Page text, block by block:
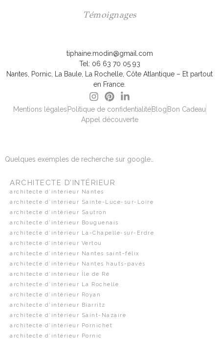
Témoignages
tiphaine.modin@gmail.com
Tel: 06 63 70 05 93
Nantes, Pornic, La Baule, La Rochelle, Côte Atlantique – Et partout
en France.
Mentions légales Politique de confidentialité Blog Bon Cadeau
Appel découverte
Quelques exemples de recherche sur google…
ARCHITECTE D’INTÉRIEUR
architecte d’intérieur Nantes
architecte d’intérieur Sainte-Luce-sur-Loire
architecte d’intérieur Sautron
architecte d’intérieur Bouguenais
architecte d’intérieur La-Chapelle-sur-Erdre
architecte d’intérieur Vertou
architecte d’intérieur Nantes saint-félix
architecte d’intérieur Nantes hauts-pavés
architecte d’intérieur Île de Ré
architecte d’intérieur La Rochelle
architecte d’intérieur Royan
architecte d’intérieur Biarritz
architecte d’intérieur Saint-Nazaire
architecte d’intérieur Pornichet
architecte d’intérieur Pornic